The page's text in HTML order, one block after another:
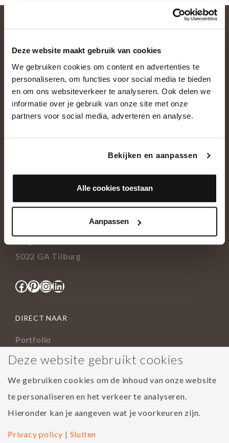
Deze website maakt gebruik van cookies
We gebruiken cookies om content en advertenties te
personaliseren, om functies voor social media te bieden
en om ons websiteverkeer te analyseren. Ook delen we
informatie over je gebruik van onze site met onze
partners voor social media, adverteren en analyse.
Bekijken en aanpassen
Alle cookies toestaan
Aanpassen
OVER ONS
NEEM CONTACT OP
+31(0)13 5362828
5022 GA Tilburg
Facebook
Pinterest
Instagram
LinkedIn
DIRECT NAAR
Portfolio
Assortiment
Houtsoorten
Populairste project 2023
Deze website gebruikt cookies
We gebruiken cookies om de inhoud van onze website
te personaliseren en het verkeer te analyseren.
Hieronder kan je aangeven wat je voorkeuren zijn.
Privacy policy | Sluiten